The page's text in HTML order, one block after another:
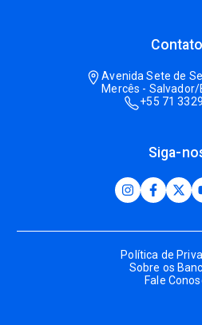
Avenida Sete de
Mercês - Salvador/
+55 71
Siga-
Política de
Sobre os
Fale